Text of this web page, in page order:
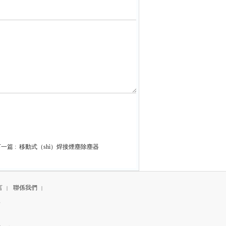
篇 : 移動式（shì）焊接煙塵除塵器
| 聯係我們 |